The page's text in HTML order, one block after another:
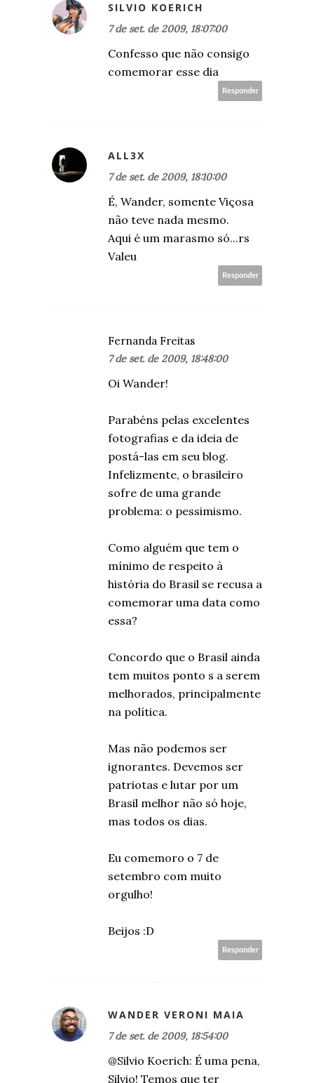
SILVIO KOERICH
7 de set. de 2009, 18:07:00
Confesso que não consigo
comemorar esse dia
Responder
ALL3X
7 de set. de 2009, 18:10:00
É, Wander, somente Viçosa
não teve nada mesmo.
Aqui é um marasmo só...rs
Valeu
Responder
Fernanda Freitas
7 de set. de 2009, 18:48:00
Oi Wander!
Parabéns pelas excelentes
fotografias e da ideia de
postá-las em seu blog.
Infelizmente, o brasileiro
sofre de uma grande
problema: o pessimismo.
Como alguém que tem o
mínimo de respeito à
história do Brasil se recusa a
comemorar uma data como
essa?
Concordo que o Brasil ainda
tem muitos ponto s a serem
melhorados, principalmente
na política.
Mas não podemos ser
ignorantes. Devemos ser
patriotas e lutar por um
Brasil melhor não só hoje,
mas todos os dias.
Eu comemoro o 7 de
setembro com muito
orgulho!
Beijos :D
Responder
WANDER VERONI MAIA
7 de set. de 2009, 18:54:00
@Silvio Koerich: É uma pena,
Silvio! Temos que ter